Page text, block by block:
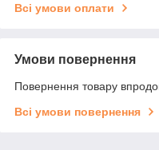
Всі умови оплати
Умови повернення
Повернення товару
Всі умови повернення